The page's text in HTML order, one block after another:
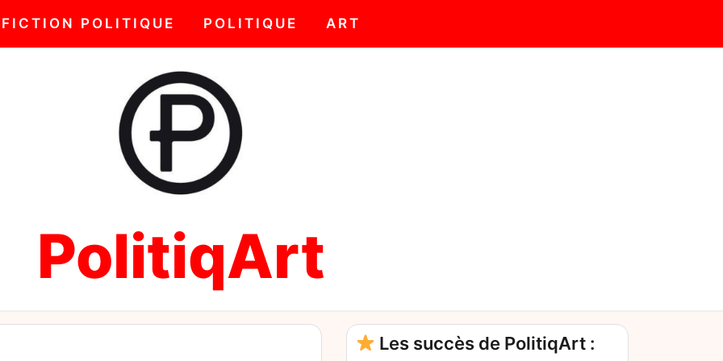
FICTION POLITIQUE POLITIQUE ART
PolitiqArt
Les succès de PolitiqArt :